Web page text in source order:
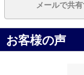
メールで共
お客様の声